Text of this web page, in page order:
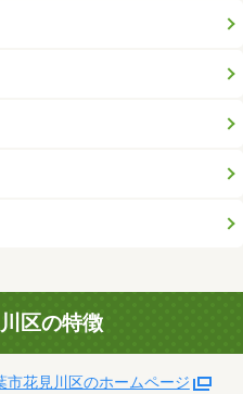
区の特徴
市花見川区のホームページ